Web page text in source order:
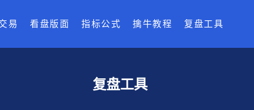
易 看盘版面 指标公式 擒牛教程 复盘工具
复盘工具